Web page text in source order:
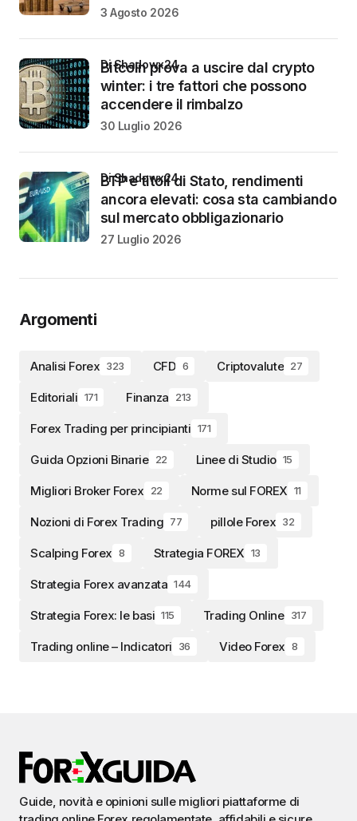
3 Agosto 2026
Bitcoin prova a uscire dal crypto
winter: i tre fattori che possono
accendere il rimbalzo
di Shadowx24
30 Luglio 2026
BTP e titoli di Stato, rendimenti
ancora elevati: cosa sta cambiando
sul mercato obbligazionario
di Shadowx24
27 Luglio 2026
Argomenti
Analisi Forex 323 CFD 6 Criptovalute 27
Editoriali 171 Finanza 213
Forex Trading per principianti 171
Guida Opzioni Binarie 22 Linee di Studio 15
Migliori Broker Forex 22 Norme sul FOREX 11
Nozioni di Forex Trading 77 pillole Forex 32
Scalping Forex 8 Strategia FOREX 13
Strategia Forex avanzata 144
Strategia Forex: le basi 115 Trading Online 317
Trading online – Indicatori 36 Video Forex 8
Guide, novità e opinioni sulle migliori piattaforme di